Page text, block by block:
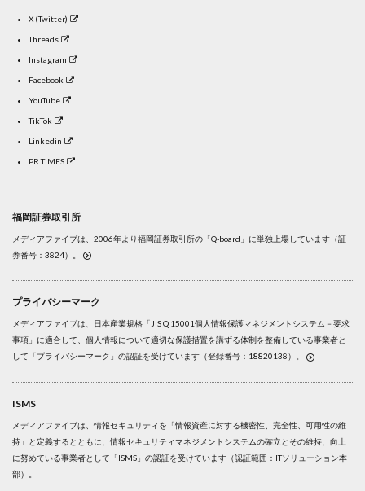
X (Twitter)
Threads
Instagram
Facebook
YouTube
TikTok
Linkedin
PR TIMES
福岡証券取引所
メディアファイブは、2006年より福岡証券取引所の「Q-board」に単独上場しています（証
券番号：3824）。
プライバシーマーク
メディアファイブは、日本産業規格「JIS Q 15001個人情報保護マネジメントシステム－要求
事項」に適合して、個人情報について適切な保護措置を講ずる体制を整備している事業者と
して「プライバシーマーク」の認証を受けています（登録番号：18820138）。
ISMS
メディアファイブは、情報セキュリティを「情報資産に対する機密性、完全性、可用性の維
持」と定義するとともに、情報セキュリティマネジメントシステムの確立とその維持、向上
に努めている事業者として「ISMS」の認証を受けています（認証範囲：ITソリューション本
部）。